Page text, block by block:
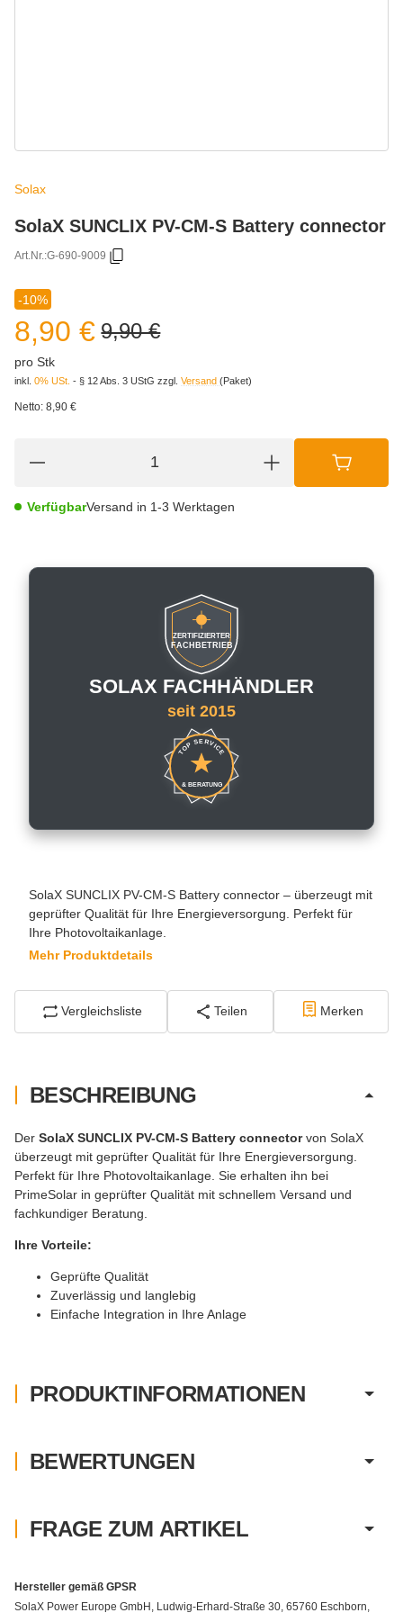
Solax
SolaX SUNCLIX PV-CM-S Battery connector
Art.Nr.:G-690-9009
-10%
8,90 € 9,90 €
pro Stk
inkl. 0% USt. - § 12 Abs. 3 UStG zzgl. Versand (Paket)
Netto: 8,90 €
VerfügbarVersand in 1-3 Werktagen
ZERTIFIZIERTER
FACHBETRIEB
SOLAX FACHHÄNDLER
seit 2015
TOP SERVICE
& BERATUNG
SolaX SUNCLIX PV-CM-S Battery connector – überzeugt mit
geprüfter Qualität für Ihre Energieversorgung. Perfekt für
Ihre Photovoltaikanlage.
Mehr Produktdetails
Vergleichsliste Teilen Merken
PRODUKTINFORMATIONEN
BESCHREIBUNG
Der SolaX SUNCLIX PV-CM-S Battery connectorvon SolaX
überzeugt mit geprüfter Qualität für Ihre Energieversorgung.
Perfekt für Ihre Photovoltaikanlage. Sie erhalten ihn bei
PrimeSolar in geprüfter Qualität mit schnellem Versand und
fachkundiger Beratung.
Ihre Vorteile:
Geprüfte Qualität
Zuverlässig und langlebig
Einfache Integration in Ihre Anlage
BEWERTUNGEN
FRAGE ZUM ARTIKEL
Hersteller gemäß GPSR
SolaX Power Europe GmbH, Ludwig-Erhard-Straße 30, 65760 Eschborn,